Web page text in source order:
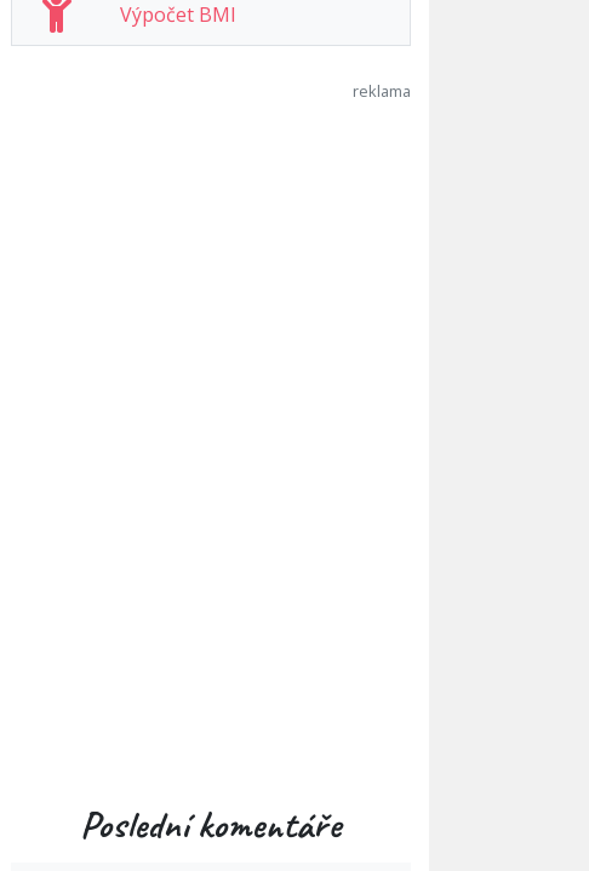
Výpočet BMI
Poslední komentáře